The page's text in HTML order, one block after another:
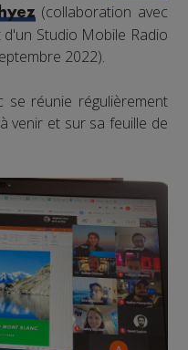
(collaboration avec
Studio Mobile Radio
2022).
se réunie régulièrement
venir et sur sa feuille de